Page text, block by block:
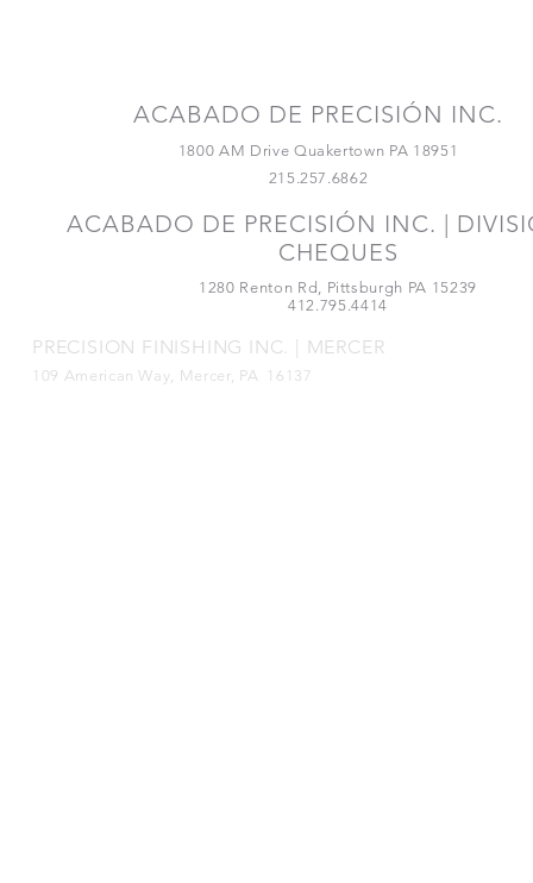
ACABADO DE PRECISIÓN INC.
1800 AM Drive Quakertown PA 18951
215.257.6862
ACABADO DE PRECISIÓN INC. |
CHEQUES
1280 Renton Rd, Pittsburgh PA 15239
412.795.4414
PRECISION FINISHING INC. | MERCER
109 American Way, Mercer, PA 16137